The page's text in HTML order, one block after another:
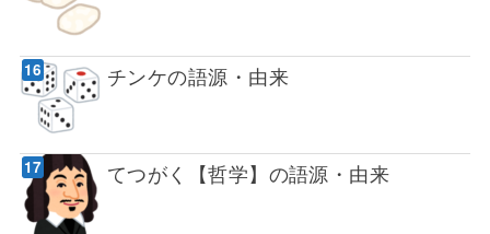
チンケの語源・由来
てつがく【哲学】の語源・由来